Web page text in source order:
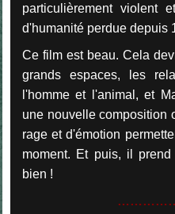
particulièrement violent
d'humanité perdue depuis
Ce film est beau. Cela
grands espaces, les
l'homme et l'animal, et
une nouvelle composition
rage et d'émotion
moment. Et puis, il
bien !